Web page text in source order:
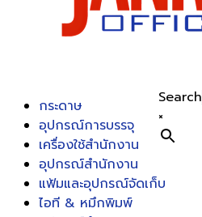
Search
×
กระดาษ
อุปกรณ์การบรรจุ
เครื่องใช้สำนักงาน
อุปกรณ์สำนักงาน
แฟ้มและอุปกรณ์จัดเก็บ
ไอที & หมึกพิมพ์